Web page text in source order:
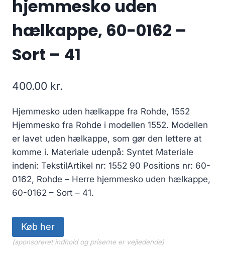
hjemmesko uden
hælkappe, 60-0162 –
Sort – 41
400.00 kr.
Hjemmesko uden hælkappe fra Rohde, 1552
Hjemmesko fra Rohde i modellen 1552. Modellen
er lavet uden hælkappe, som gør den lettere at
komme i. Materiale udenpå: Syntet Materiale
indeni: TekstilArtikel nr: 1552 90 Positions nr: 60-
0162, Rohde – Herre hjemmesko uden hælkappe,
60-0162 – Sort – 41.
Køb her
(sponsoreret indhold og priserne er vejledende)